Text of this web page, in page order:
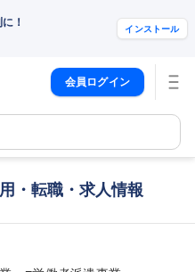
！ インストール
会員ログイン
・転職・求人情報